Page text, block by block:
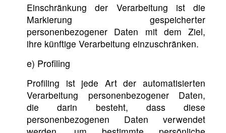
Einschränkung der Verarbeitung ist die
Markierung gespeicherter
personenbezogener Daten mit dem Ziel,
ihre künftige Verarbeitung einzuschränken.
e) Profiling
Profiling ist jede Art der automatisierten
Verarbeitung personenbezogener Daten,
die darin besteht, dass diese
personenbezogenen Daten verwendet